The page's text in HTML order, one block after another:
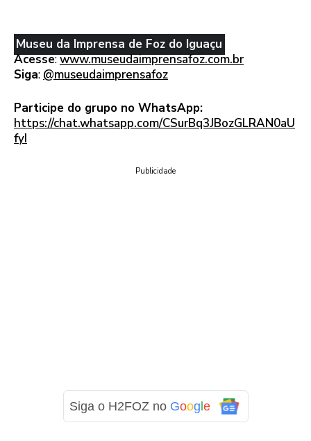
Museu da Imprensa de Foz do Iguaçu
Acesse:www.museudaimprensafoz.com.br
Siga: @museudaimprensafoz
Participe do grupo no WhatsApp:
https://chat.whatsapp.com/CSurBq3JBozGLRAN0aU
fyI
Publicidade
Siga o H2FOZ no Google